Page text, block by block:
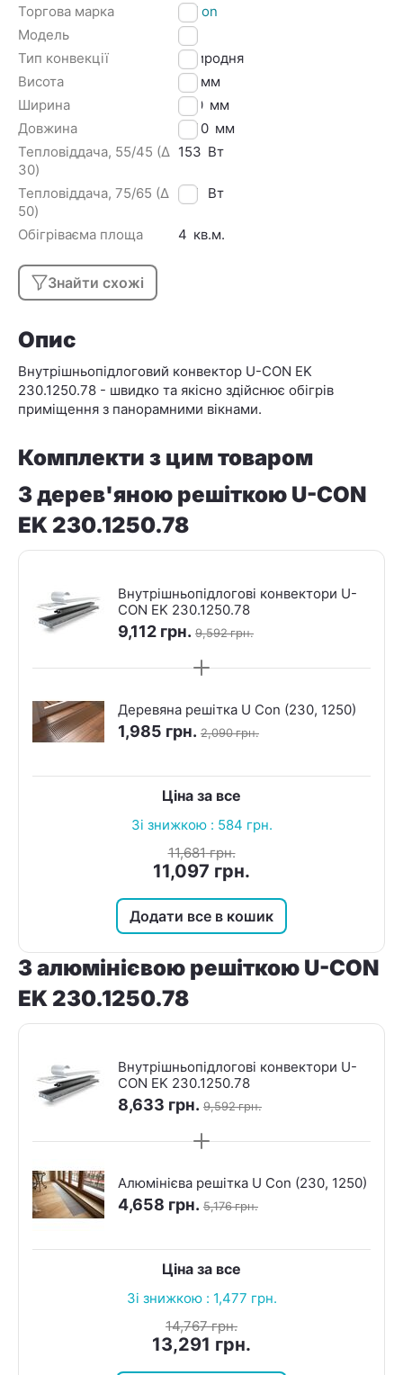
Торгова марка
U Con
Модель
Ek
Тип конвекції
Природня
Висота
80 мм
Ширина
230 мм
Довжина
1250 мм
Тепловіддача, 55/45 (Δ
30)
153 Вт
Тепловіддача, 75/65 (Δ
50)
310 Вт
Обігріваєма площа 4 кв.м.
Знайти схожі
Опис
Внутрішньопідлоговий конвектор U-CON EK
230.1250.78 - швидко та якісно здійснює обігрів
приміщення з панорамними вікнами.
Комплекти з цим товаром
З дерев'яною решіткою U-CON
EK 230.1250.78
Внутрішньопідлогові конвектори U-
CON EK 230.1250.78
9,112 грн. 9,592грн.
Деревяна решітка U Con (230, 1250)
1,985 грн. 2,090грн.
Ціна за все
Зі знижкою : 584 грн.
11,681грн.
11,097 грн.
Додати все в кошик
З алюмінієвою решіткою U-CON
EK 230.1250.78
Внутрішньопідлогові конвектори U-
CON EK 230.1250.78
8,633 грн. 9,592грн.
Алюмінієва решітка U Con (230, 1250)
4,658 грн. 5,176грн.
Ціна за все
Зі знижкою : 1,477 грн.
14,767грн.
13,291 грн.